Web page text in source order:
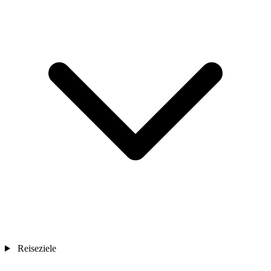
Reiseziele